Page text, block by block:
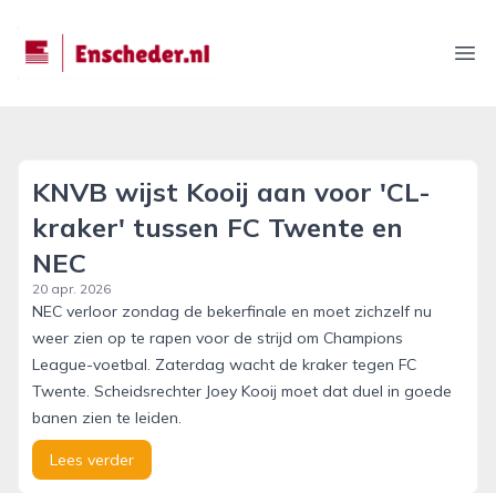
enscheder.nl
KNVB wijst Kooij aan voor 'CL-
kraker' tussen FC Twente en
NEC
20 apr. 2026
NEC verloor zondag de bekerfinale en moet zichzelf nu
weer zien op te rapen voor de strijd om Champions
League-voetbal. Zaterdag wacht de kraker tegen FC
Twente. Scheidsrechter Joey Kooij moet dat duel in goede
banen zien te leiden.
Lees verder